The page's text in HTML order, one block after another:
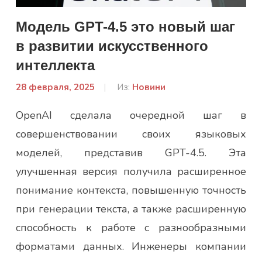
Модель GPT-4.5 это новый шаг
в развитии искусственного
интеллекта
28 февраля, 2025
От:
Из: Новини
OpenAI сделала очередной шаг в
совершенствовании своих языковых
моделей, представив GPT-4.5. Эта
улучшенная версия получила расширенное
понимание контекста, повышенную точность
при генерации текста, а также расширенную
способность к работе с разнообразными
форматами данных. Инженеры компании